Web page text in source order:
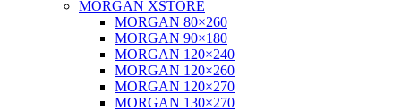
MORGAN XSTORE
MORGAN 80×260
MORGAN 90×180
MORGAN 120×240
MORGAN 120×260
MORGAN 120×270
MORGAN 130×270